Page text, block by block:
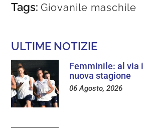
Tags: Giovanile maschile
ULTIME NOTIZIE
Femminile: al via
nuova stagione
06 Agosto, 2026